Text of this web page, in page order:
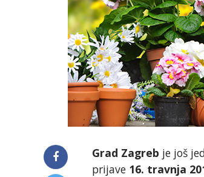
Grad Zagreb je još
prijave 16. travnja